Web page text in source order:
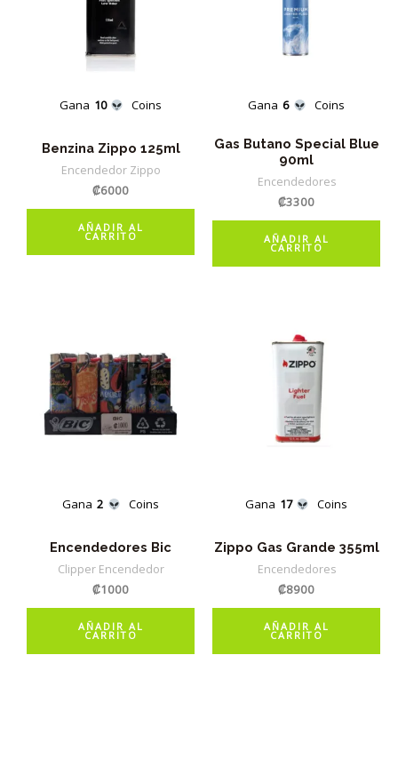
Gana 10 Coins
Benzina Zippo 125ml
Encendedor Zippo
₡6000
AÑADIR AL
CARRITO
Gana 6 Coins
Gas Butano Special Blue
90ml
Encendedores
₡3300
AÑADIR AL
CARRITO
Gana 2 Coins
Encendedores Bic
Clipper Encendedor
₡1000
AÑADIR AL
CARRITO
Gana 17 Coins
Zippo Gas Grande 355ml
Encendedores
₡8900
AÑADIR AL
CARRITO